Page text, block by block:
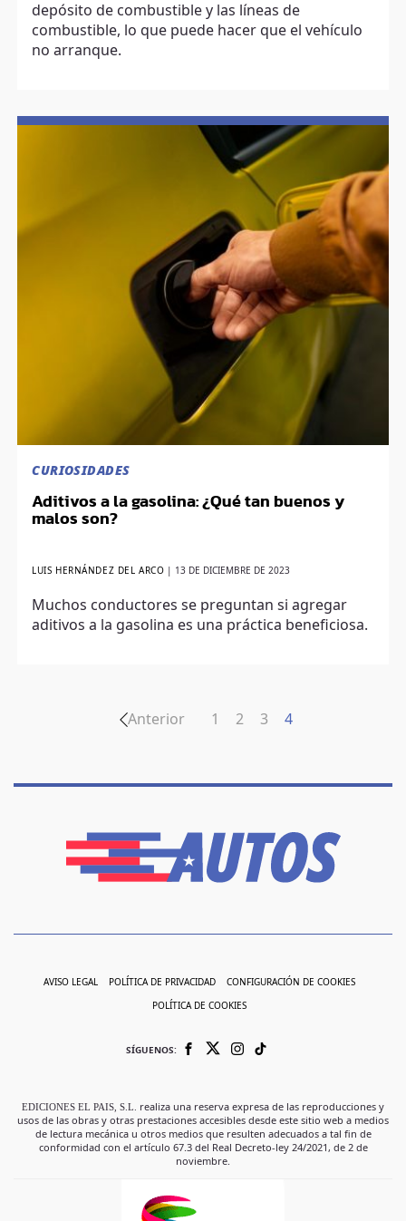
depósito de combustible y las líneas de
combustible, lo que puede hacer que el vehículo
no arranque.
CURIOSIDADES
Aditivos a la gasolina: ¿Qué tan buenos y
malos son?
LUIS HERNÁNDEZ DEL ARCO 13 DE DICIEMBRE DE 2023
Muchos conductores se preguntan si agregar
aditivos a la gasolina es una práctica beneficiosa.
Anterior 1 2 3 4
AVISO LEGAL POLÍTICA DE PRIVACIDAD CONFIGURACIÓN DE COOKIES
POLÍTICA DE COOKIES
SÍGUENOS:
EDICIONES EL PAIS, S.L.
realiza una reserva expresa de las reproducciones y
usos de las obras y otras prestaciones accesibles desde este sitio web a medios
de lectura mecánica u otros medios que resulten adecuados a tal fin de
conformidad con el artículo 67.3 del Real Decreto-ley 24/2021, de 2 de
noviembre.